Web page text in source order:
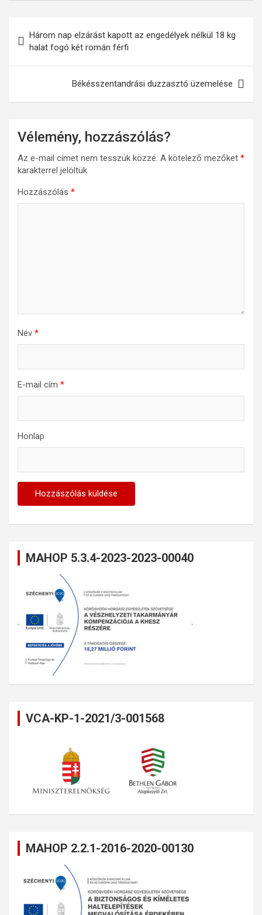
navigáció
Három nap elzárást kapott az engedélyek nélkül 18 kg
halat fogó két román férfi
Békésszentandrási duzzasztó üzemelése
Vélemény, hozzászólás?
Az e-mail címet nem tesszük közzé. A kötelező mezőket *
karakterrel jelöltük
Hozzászólás *
Név *
E-mail cím *
Honlap
MAHOP 5.3.4-2023-2023-00040
VCA-KP-1-2021/3-001568
MAHOP 2.2.1-2016-2020-00130